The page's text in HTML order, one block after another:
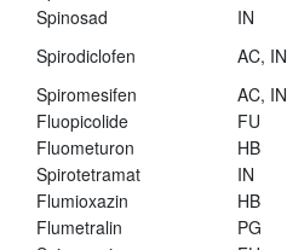
Spinosad
IN
Spirodiclofen
AC, IN
Spiromesifen
AC, IN
Fluopicolide
FU
Fluometuron
HB
Spirotetramat
IN
Flumioxazin
HB
Flumetralin
PG